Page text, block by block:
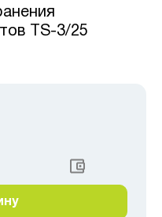
TS-3/25